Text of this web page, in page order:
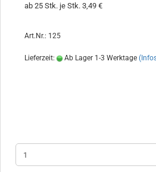
ab 25 Stk. je Stk. 3,49 €
Art.Nr.: 125
Lieferzeit: Ab Lager 1-3 Werktage